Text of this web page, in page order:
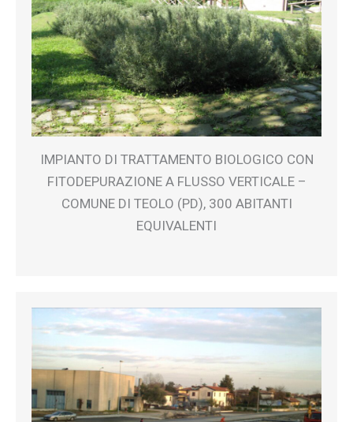
IMPIANTO DI TRATTAMENTO BIOLOGICO CON
FITODEPURAZIONE A FLUSSO VERTICALE –
COMUNE DI TEOLO (PD), 300 ABITANTI
EQUIVALENTI